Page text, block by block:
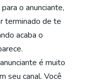
o anunciante,
terminado de te
acaba o
é muito
seu canal. Você